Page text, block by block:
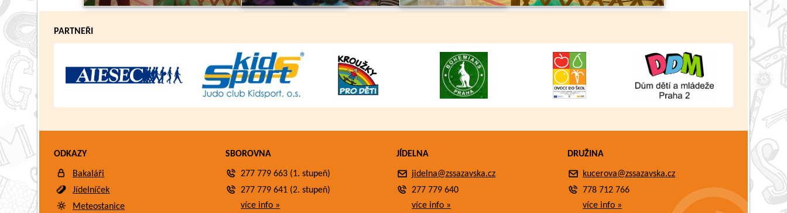
PARTNEŘI
ODKAZY
Bakaláři
Jídelníček
Meteostanice
SBOROVNA
277 779 663 (1. stupeň)
277 779 641 (2. stupeň)
více info »
JÍDELNA
jidelna@zssazavska.cz
277 779 640
více info »
DRUŽINA
kucerova@zssazavska.cz
778 712 766
více info »